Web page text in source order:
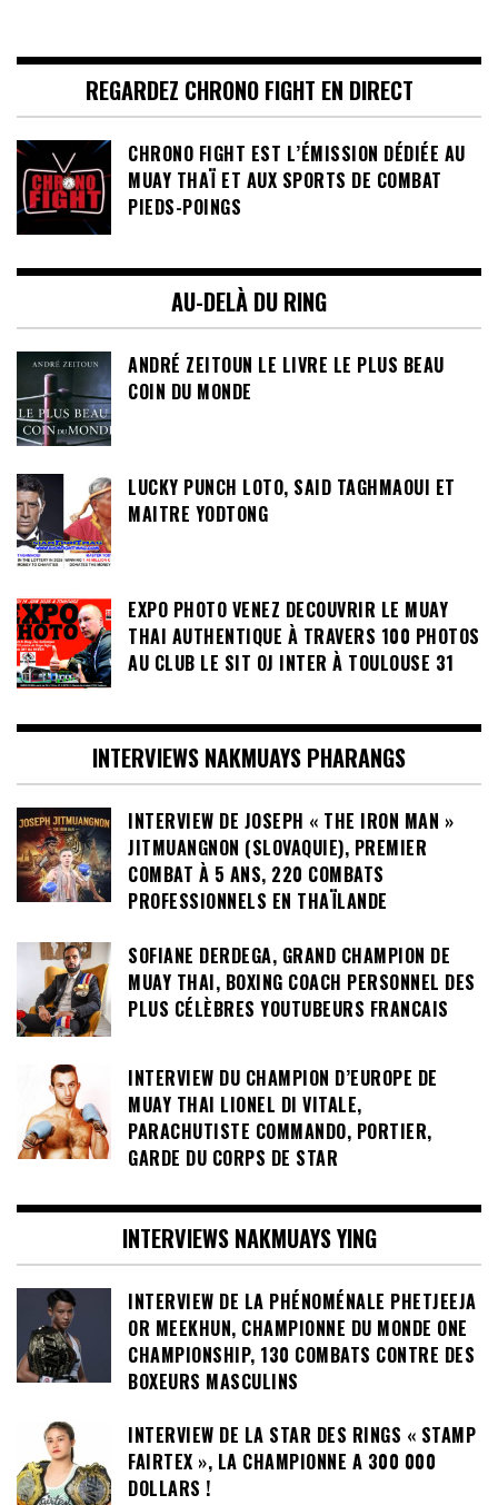
REGARDEZ CHRONO FIGHT EN DIRECT
CHRONO FIGHT EST L’ÉMISSION DÉDIÉE AU
MUAY THAÏ ET AUX SPORTS DE COMBAT
PIEDS-POINGS
AU-DELÀ DU RING
ANDRÉ ZEITOUN LE LIVRE LE PLUS BEAU
COIN DU MONDE
LUCKY PUNCH LOTO, SAID TAGHMAOUI ET
MAITRE YODTONG
EXPO PHOTO VENEZ DECOUVRIR LE MUAY
THAI AUTHENTIQUE À TRAVERS 100 PHOTOS
AU CLUB LE SIT OJ INTER À TOULOUSE 31
INTERVIEWS NAKMUAYS PHARANGS
INTERVIEW DE JOSEPH « THE IRON MAN »
JITMUANGNON (SLOVAQUIE), PREMIER
COMBAT À 5 ANS, 220 COMBATS
PROFESSIONNELS EN THAÏLANDE
SOFIANE DERDEGA, GRAND CHAMPION DE
MUAY THAI, BOXING COACH PERSONNEL DES
PLUS CÉLÈBRES YOUTUBEURS FRANCAIS
INTERVIEW DU CHAMPION D’EUROPE DE
MUAY THAI LIONEL DI VITALE,
PARACHUTISTE COMMANDO, PORTIER,
GARDE DU CORPS DE STAR
INTERVIEWS NAKMUAYS YING
INTERVIEW DE LA PHÉNOMÉNALE PHETJEEJA
OR MEEKHUN, CHAMPIONNE DU MONDE ONE
CHAMPIONSHIP, 130 COMBATS CONTRE DES
BOXEURS MASCULINS
INTERVIEW DE LA STAR DES RINGS « STAMP
FAIRTEX », LA CHAMPIONNE A 300 000
DOLLARS !